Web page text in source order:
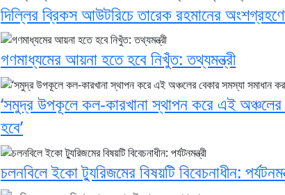
দিল্লির ব্রিকস আউটরিচে তারেক রহমানের
গণমাধ্যমের আয়না হতে হবে নিখুঁত: তথ্যমন্ত্রী
‘সমুদ্র উপকূলে কল-কারখানা স্থাপন করে এই অঞ্চলের
হবে’
চলনবিলে ইকো ট্যুরিজমের বিষয়টি বিবেচনাধীন: